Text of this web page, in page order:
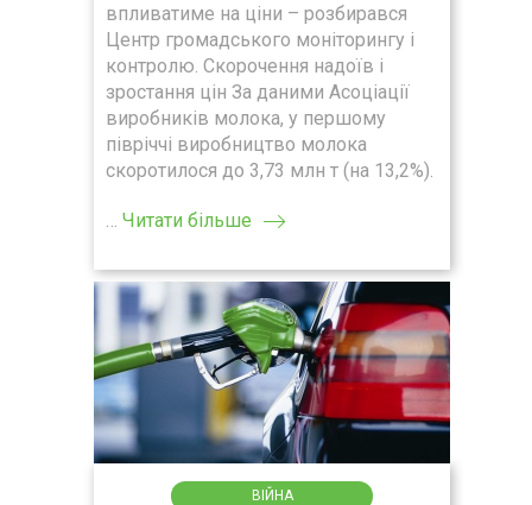
впливатиме на ціни – розбирався
Центр громадського моніторингу і
контролю. Скорочення надоїв і
зростання цін За даними Асоціації
виробників молока, у першому
півріччі виробництво молока
скоротилося до 3,73 млн т (на 13,2%).
Читати більше
ВІЙНА